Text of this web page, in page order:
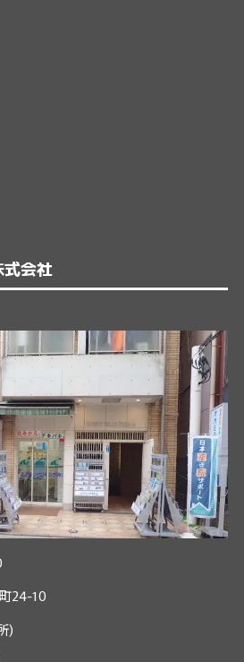
会社
24-10
)